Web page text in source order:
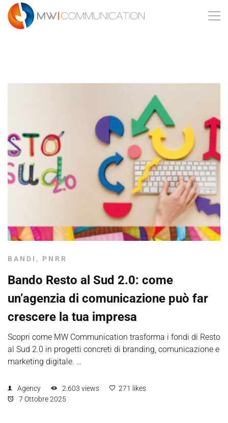
BANDI , PNRR
Bando Resto al Sud 2.0: come
un’agenzia di comunicazione può far
crescere la tua impresa
Scopri come MW Communication trasforma i fondi di Resto
al Sud 2.0 in progetti concreti di branding, comunicazione e
marketing digitale. …
Agency 2.603 views
271 likes
7 Ottobre 2025